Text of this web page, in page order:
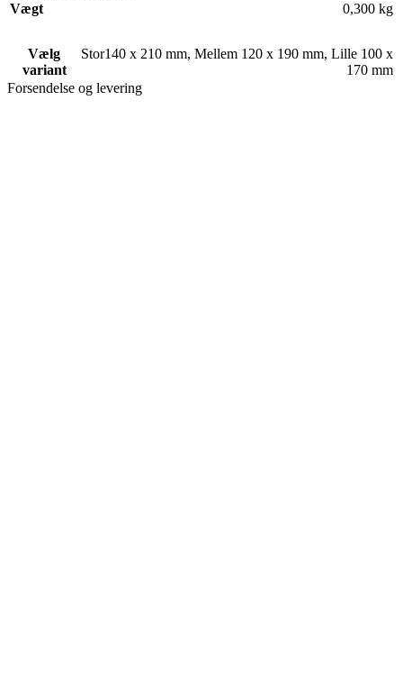
Vægt
0,300 kg
Vælg
variant
Stor140 x 210 mm, Mellem 120 x 190 mm, Lille 100 x
170 mm
Forsendelse og levering